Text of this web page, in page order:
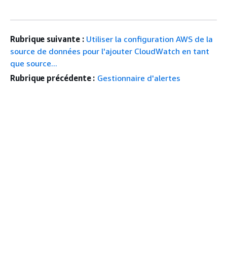
Rubrique suivante : Utiliser la configuration AWS de la
source de données pour l'ajouter CloudWatch en tant
que source...
Rubrique précédente : Gestionnaire d'alertes